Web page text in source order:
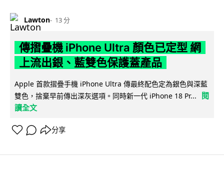
Lawton 13 分
傳摺疊機 iPhone Ultra 顏色已定型 網
上流出銀、藍雙色保護蓋產品
Apple 首款摺疊手機 iPhone Ultra 傳最終配色定為銀色與深藍
雙色，捨棄早前傳出深灰選項。同時新一代 iPhone 18 Pr...
閱
讀全文
分享